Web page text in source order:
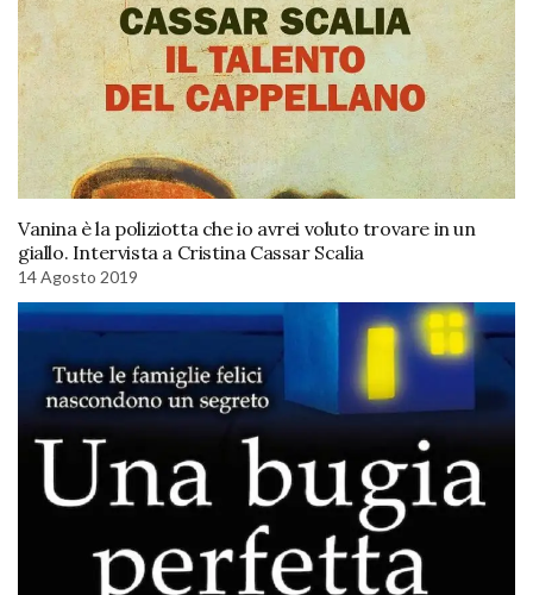
Vanina è la poliziotta che io avrei voluto trovare in un
giallo. Intervista a Cristina Cassar Scalia
14 Agosto 2019